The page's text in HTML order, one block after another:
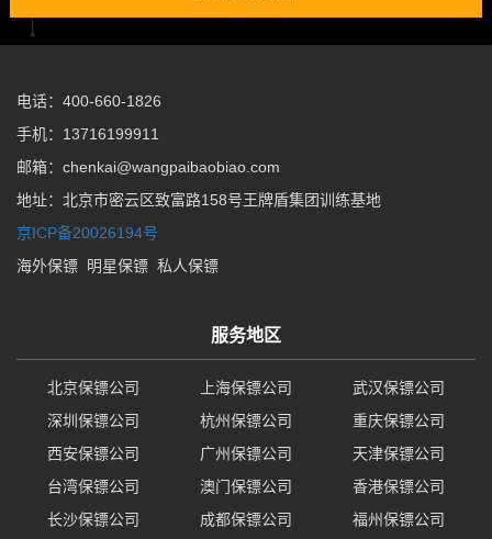
电话：400-660-1826
手机：13716199911
邮箱：chenkai@wangpaibaobiao.com
地址：北京市密云区致富路158号王牌盾集团训练基地
京ICP备20026194号
海外保镖
明星保镖 私人保镖
服务地区
北京保镖公司 上海保镖公司
武汉保镖公司
深圳保镖公司
杭州保镖公司
重庆保镖公司
西安保镖公司
广州保镖公司
天津保镖公司
台湾保镖公司
澳门保镖公司
香港保镖公司
长沙保镖公司
成都保镖公司 福州保镖公司